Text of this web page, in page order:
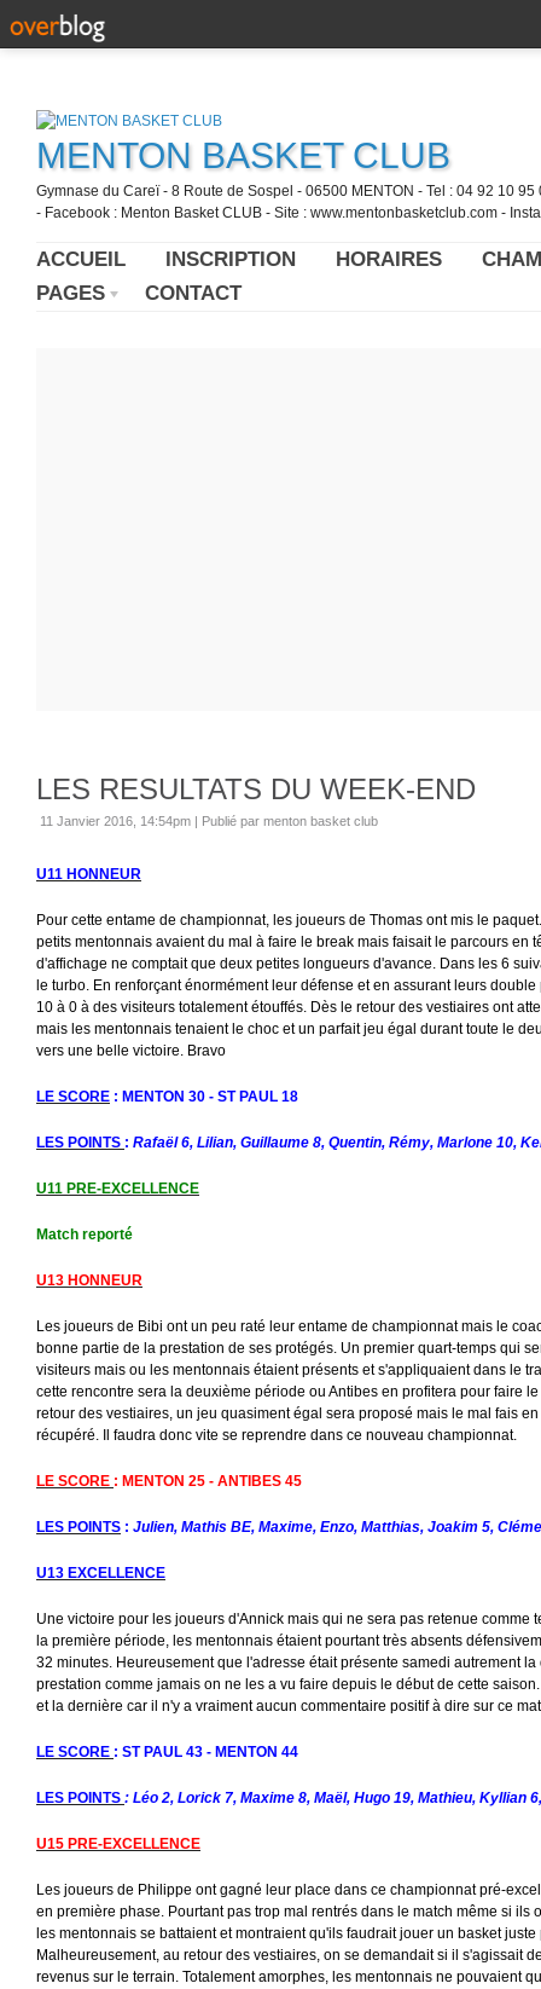
MENTON BASKET CLUB
Gymnase du Careï - 8 Route de Sospel - 06500 MENTON - Tel : 04 92 10
- Facebook : Menton Basket CLUB - Site : www.mentonbasketclub.com -
ACCUEIL INSCRIPTION HORAIRES
PAGES
CONTACT
LES RESULTATS DU WEEK-END
11 Janvier 2016, 14:54pm | Publié par menton basket club
U11 HONNEUR
Pour cette entame de championnat, les joueurs de Thomas ont mis le
petits mentonnais avaient du mal à faire le break mais faisait le parcours en
d'affichage ne comptait que deux petites longueurs d'avance. Dans les 6
le turbo. En renforçant énormément leur défense et en assurant leurs
10 à 0 à des visiteurs totalement étouffés. Dès le retour des vestiaires ont
mais les mentonnais tenaient le choc et un parfait jeu égal durant toute le
vers une belle victoire. Bravo
LE SCORE : MENTON 30 - ST PAUL 18
LES POINTS : Rafaël 6, Lilian, Guillaume 8, Quentin, Rémy, Marlone 10,
U11 PRE-EXCELLENCE
Match reporté
U13 HONNEUR
Les joueurs de Bibi ont un peu raté leur entame de championnat mais le
bonne partie de la prestation de ses protégés. Un premier quart-temps qui
visiteurs mais ou les mentonnais étaient présents et s'appliquaient dans le
cette rencontre sera la deuxième période ou Antibes en profitera pour faire
retour des vestiaires, un jeu quasiment égal sera proposé mais le mal fais
récupéré. Il faudra donc vite se reprendre dans ce nouveau championnat.
LE SCORE : MENTON 25 - ANTIBES 45
LES POINTS : Julien, Mathis BE, Maxime, Enzo, Matthias, Joakim 5,
U13 EXCELLENCE
Une victoire pour les joueurs d'Annick mais qui ne sera pas retenue comme
la première période, les mentonnais étaient pourtant très absents
32 minutes. Heureusement que l'adresse était présente samedi autrement
prestation comme jamais on ne les a vu faire depuis le début de cette
et la dernière car il n'y a vraiment aucun commentaire positif à dire sur ce
LE SCORE : ST PAUL 43 - MENTON 44
LES POINTS : Léo 2, Lorick 7, Maxime 8, Maël, Hugo 19, Mathieu, Kyllian
U15 PRE-EXCELLENCE
Les joueurs de Philippe ont gagné leur place dans ce championnat pré-
en première phase. Pourtant pas trop mal rentrés dans le match même si ils
les mentonnais se battaient et montraient qu'ils faudrait jouer un basket juste
Malheureusement, au retour des vestiaires, on se demandait si il s'agissait
revenus sur le terrain. Totalement amorphes, les mentonnais ne pouvaient